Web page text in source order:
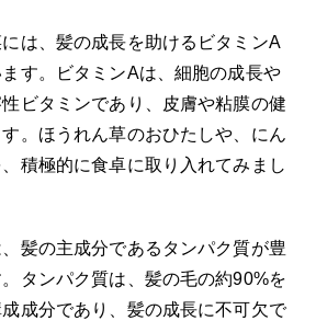
は、髪の成長を助けるビタミンA
す。ビタミンAは、細胞の成長や
ビタミンであり、皮膚や粘膜の健
。ほうれん草のおひたしや、にん
積極的に食卓に取り入れてみまし
髪の主成分であるタンパク質が豊
タンパク質は、髪の毛の約90%を
成分であり、髪の成長に不可欠で